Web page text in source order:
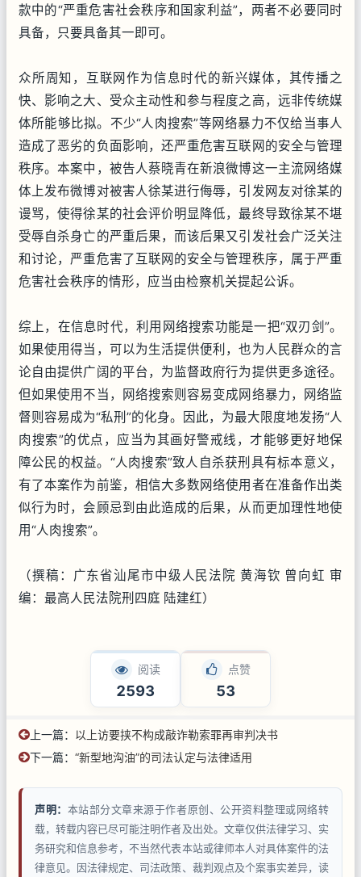
款中的“严重危害社会秩序和国家利益”，两者不必要同时
具备，只要具备其一即可。
众所周知，互联网作为信息时代的新兴媒体，其传播之
快、影响之大、受众主动性和参与程度之高，远非传统媒
体所能够比拟。不少“人肉搜索”等网络暴力不仅给当事人
造成了恶劣的负面影响，还严重危害互联网的安全与管理
秩序。本案中，被告人蔡晓青在新浪微博这一主流网络媒
体上发布微博对被害人徐某进行侮辱，引发网友对徐某的
谩骂，使得徐某的社会评价明显降低，最终导致徐某不堪
受辱自杀身亡的严重后果，而该后果又引发社会广泛关注
和讨论，严重危害了互联网的安全与管理秩序，属于严重
危害社会秩序的情形，应当由检察机关提起公诉。
综上，在信息时代，利用网络搜索功能是一把“双刃剑”。
如果使用得当，可以为生活提供便利，也为人民群众的言
论自由提供广阔的平台，为监督政府行为提供更多途径。
但如果使用不当，网络搜索则容易变成网络暴力，网络监
督则容易成为“私刑”的化身。因此，为最大限度地发扬“人
肉搜索”的优点，应当为其画好警戒线，才能够更好地保
障公民的权益。“人肉搜索”致人自杀获刑具有标本意义，
有了本案作为前鉴，相信大多数网络使用者在准备作出类
似行为时，会顾忌到由此造成的后果，从而更加理性地使
用“人肉搜索”。
（撰稿：广东省汕尾市中级人民法院 黄海钦 曾向虹 审
编：最高人民法院刑四庭 陆建红）
阅读
2593
点赞
53
上一篇： 以上访要挟不构成敲诈勒索罪再审判决书
下一篇： “新型地沟油”的司法认定与法律适用
声明： 本站部分文章来源于作者原创、公开资料整理或网络转
载，转载内容已尽可能注明作者及出处。文章仅供法律学习、实
务研究和信息参考，不当然代表本站或律师本人对具体案件的法
律意见。因法律规定、司法政策、裁判观点及个案事实差异，读